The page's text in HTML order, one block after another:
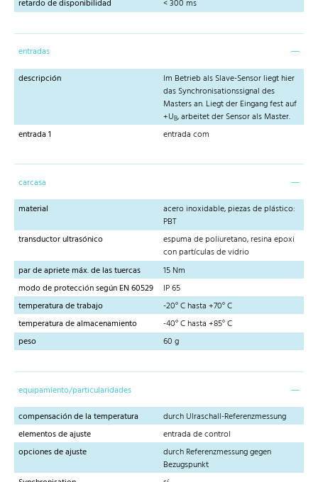
retardo de disponibilidad < 300 ms
entradas
descripción
Im Betrieb als Slave-Sensor liegt hier
das Synchronisationssignal des
Masters an. Liegt der Eingang fest auf
+UB, arbeitet der Sensor als Master.
entrada 1
entrada com
carcasa
material
acero inoxidable, piezas de plástico:
PBT
transductor ultrasónico
espuma de poliuretano, resina epoxi
con partículas de vidrio
par de apriete máx. de las tuercas
15 Nm
modo de protección según EN 60529
IP 65
temperatura de trabajo
-20° C hasta +70° C
temperatura de almacenamiento
-40° C hasta +85° C
peso
60 g
equipamiento/particularidades
compensación de la temperatura
durch Ulraschall-Referenzmessung
elementos de ajuste
entrada de control
opciones de ajuste
durch Referenzmessung gegen
Bezugspunkt